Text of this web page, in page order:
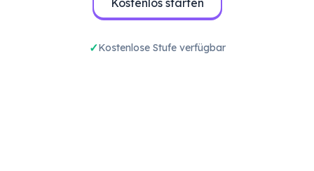
Kostenlos starten
Kostenlose Stufe verfügbar